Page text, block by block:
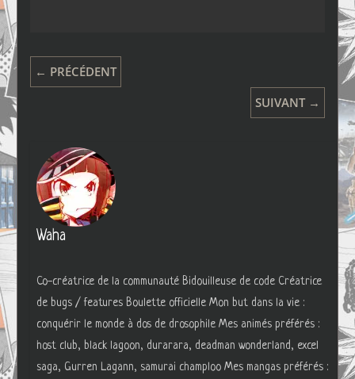
← PRÉCÉDENT
SUIVANT →
Waha
Co-créatrice de la communauté Bidouilleuse de code Créatrice
de bugs / features Boulette officielle Mon but dans la vie :
conquérir le monde à dos de drosophile Mes animés préférés :
host club, black lagoon, durarara, deadman wonderland, excel
saga, Gurren Lagann, samurai champloo Mes mangas préférés :